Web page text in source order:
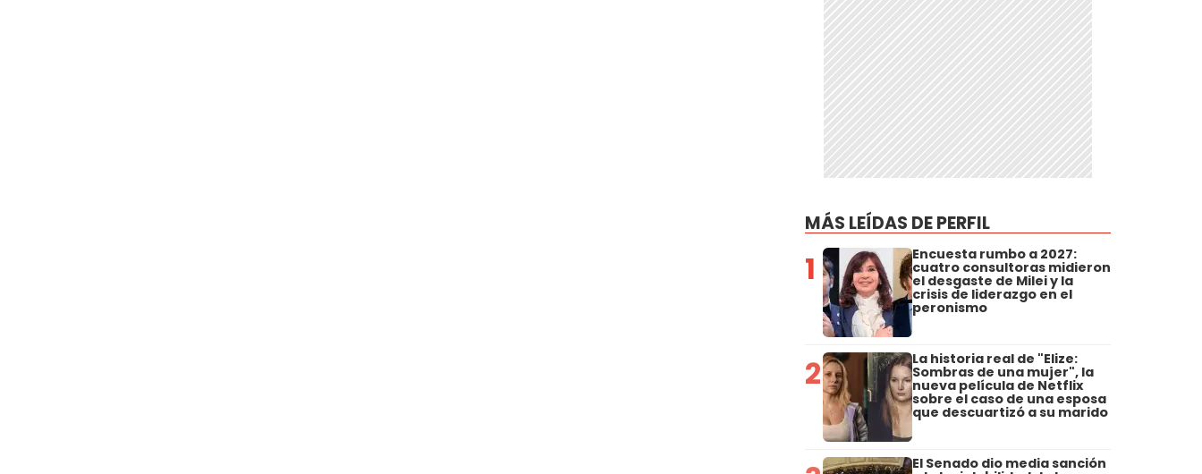
MÁS LEÍDAS DE PERFIL
1 Encuesta rumbo a 2027:
cuatro consultoras midieron
el desgaste de Milei y la
crisis de liderazgo en el
peronismo
2 La historia real de "Elize:
Sombras de una mujer", la
nueva película de Netflix
sobre el caso de una esposa
que descuartizó a su marido
El Senado dio media sanción